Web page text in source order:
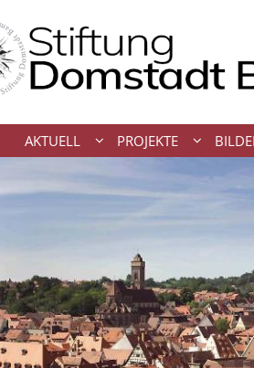
AKTUELL PROJEKTE